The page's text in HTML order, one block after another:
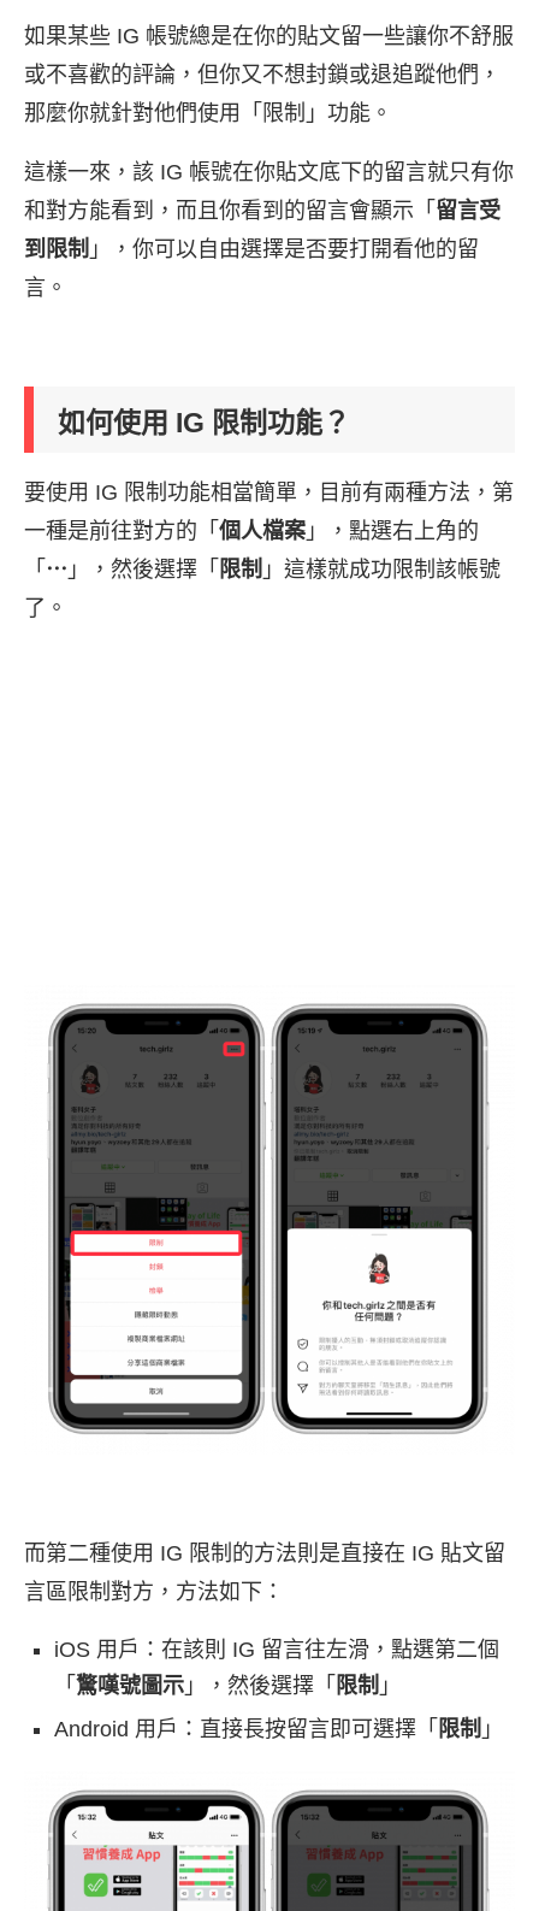
如果某些 IG 帳號總是在你的貼文留一些讓你不舒服
或不喜歡的評論，但你又不想封鎖或退追蹤他們，
那麼你就針對他們使用「限制」功能。
這樣一來，該 IG 帳號在你貼文底下的留言就只有你
和對方能看到，而且你看到的留言會顯示「 留言受
到限制 」，你可以自由選擇是否要打開看他的留
言。
如何使用 IG 限制功能？
要使用 IG 限制功能相當簡單，目前有兩種方法，第
一種是前往對方的「 個人檔案 」，點選右上角的
「 ⋯ 」，然後選擇「 限制 」這樣就成功限制該帳號
了。
而第二種使用 IG 限制的方法則是直接在 IG 貼文留
言區限制對方，方法如下：
iOS 用戶：在該則 IG 留言往左滑，點選第二個
「 驚嘆號圖示 」，然後選擇「 限制 」
Android 用戶：直接長按留言即可選擇「 限制 」